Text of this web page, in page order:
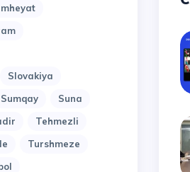
Slovakiya
Sumqay
Suna
Tehmezli
Turshmeze